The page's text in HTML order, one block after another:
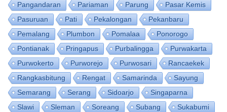
Pangandaran
Pariaman Parung
Pasar Kemis
Pasuruan
Pati Pekalongan
Pekanbaru
Pemalang
Plumbon Pomalaa
Ponorogo
Pontianak
Pringapus Purbalingga
Purwakarta
Purwokerto
Purworejo Purwosari
Rancaekek
Rangkasbitung
Rengat Samarinda
Sayung
Semarang
Serang Sidoarjo
Singaparna
Slawi
Sleman Soreang Subang
Sukabumi